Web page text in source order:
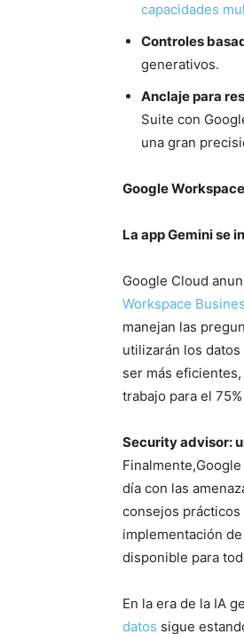
capacidades
Controles
generativos.
Anclaje para
Suite con
una gran
Google
La app Gemini se
Google Cloud
Workspace
manejan las
utilizarán los
ser más
trabajo para el
Security advisor:
día con las
consejos
implementación
disponible para
En la era de la IA
datos sigue